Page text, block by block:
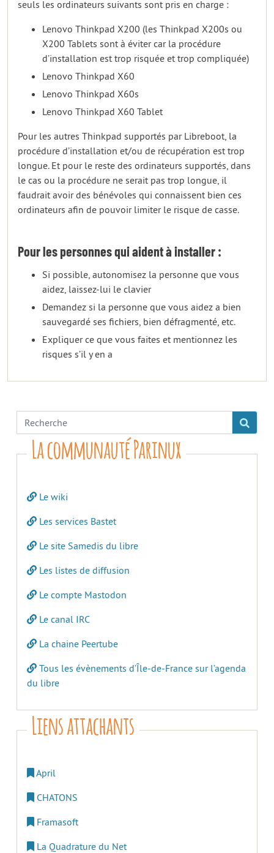
seuls les ordinateurs suivants sont pris en charge :
Lenovo Thinkpad X200 (les Thinkpad X200s ou
X200 Tablets sont à éviter car la procédure
d’installation est trop risquée et trop compliquée)
Lenovo Thinkpad X60
Lenovo Thinkpad X60s
Lenovo Thinkpad X60 Tablet
Pour les autres Thinkpad supportés par Libreboot, la
procédure d’installation et/ou de récupération est trop
longue. Et pour le reste des ordinateurs supportés, dans
le cas ou la procédure ne serait pas trop longue, il
faudrait avoir des bénévoles qui connaissent bien ces
ordinateurs afin de pouvoir limiter le risque de casse.
Pour les personnes qui aident à installer :
Si possible, autonomisez la personne que vous
aidez, laissez-lui le clavier
Demandez si la personne que vous aidez a bien
sauvegardé ses fichiers, bien défragmenté, etc.
Expliquer ce que vous faites et mentionnez les
risques s’il y en a
La communauté Parinux
Le wiki
Les services Bastet
Le site Samedis du libre
Les listes de diffusion
Le compte Mastodon
Le canal IRC
La chaine Peertube
Tous les évènements d’Île-de-France sur l’agenda
du libre
Liens attachants
April
CHATONS
Framasoft
La Quadrature du Net